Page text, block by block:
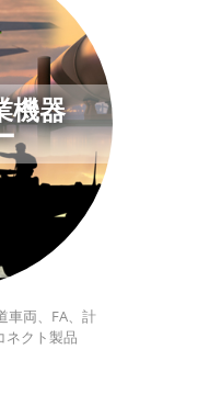
機器
車両、FA、計
ネクト製品